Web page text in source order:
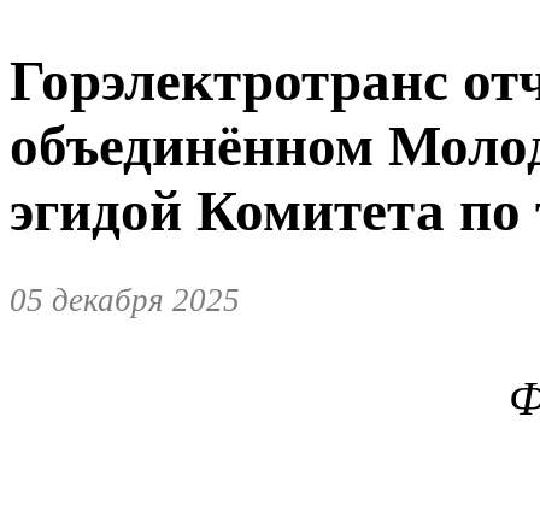
Горэлектротранс
объединённом
эгидой Комитета по
05 декабря 2025